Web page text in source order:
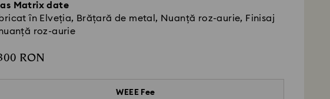
Matrix date
în Elveția, Brățară de metal, Nuanță roz-aurie, Finisaj
roz-aurie
RON
WEEE Fee